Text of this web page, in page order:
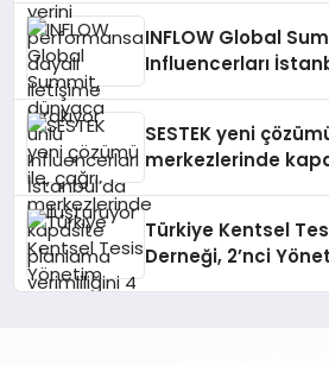
INFLOW Global
Influencerları
SESTEK yeni
merkezlerinde
Türkiye Kentsel
Derneği, 2’nci